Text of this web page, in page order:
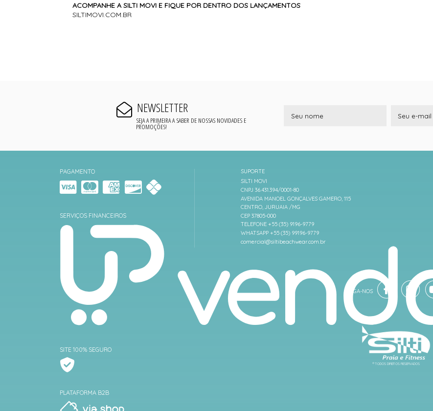
ACOMPANHE A SILTI MOVI E FIQUE POR DENTRO DOS LANÇAMENTOS
SILTIMOVI.COM.BR
NEWSLETTER
SEJA A PRIMEIRA A SABER DE NOSSAS NOVIDADES E
PROMOÇÕES!
PAGAMENTO
SERVIÇOS FINANCEIROS
SITE 100% SEGURO
PLATAFORMA B2B
SUPORTE
SILTI MOVI
CNPJ 36.431.394/0001-80
AVENIDA MANOEL GONÇALVES GAMERO, 115
CENTRO, JURUAIA /MG
CEP 37805-000
TELEFONE +55 (35) 9196-9779
WHATSAPP +55 (35) 99196-9779
comercial@siltibeachwear.com.br
® TODOS DIREITOS RESERVADOS